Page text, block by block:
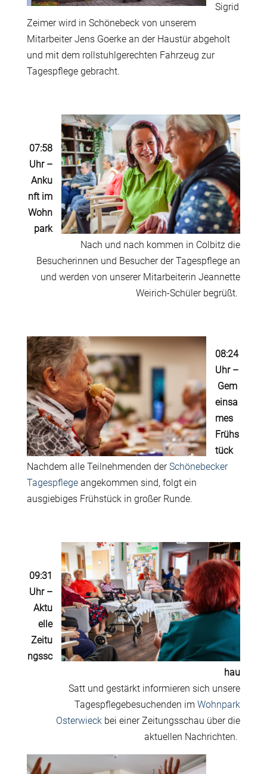
Sigrid
Zeimer wird in Schönebeck von unserem
Mitarbeiter Jens Goerke an der Haustür abgeholt
und mit dem rollstuhlgerechten Fahrzeug zur
Tagespflege gebracht.
07:58
Uhr–
Anku
nft im
Wohn
park
Nach und nach kommen in Colbitz die
Besucherinnen und Besucher der Tagespflege an
und werden von unserer Mitarbeiterin Jeannette
Weirich-Schüler begrüßt.
08:24
Uhr –
Gem
einsa
mes
Frühs
tück
Nachdem alle Teilnehmenden derSchönebecker
Tagespflegeangekommen sind, folgt ein
ausgiebiges Frühstück in großer Runde.
09:31
Uhr–
Aktu
elle
Zeitu
ngssc
hau
Satt und gestärkt informieren sich unsere
Tagespflegebesuchenden imWohnpark
Osterwieck bei einer Zeitungsschau über die
aktuellen Nachrichten.